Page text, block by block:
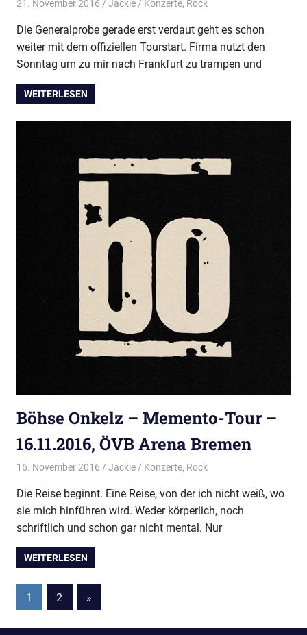
21. November 2016 Jackie Konzerte, Rock
Die Generalprobe gerade erst verdaut geht es schon
weiter mit dem offiziellen Tourstart. Firma nutzt den
Sonntag um zu mir nach Frankfurt zu trampen und
WEITERLESEN
Böhse Onkelz – Memento-Tour –
16.11.2016, ÖVB Arena Bremen
16. November 2016 Jackie Konzerte, Rock
Die Reise beginnt. Eine Reise, von der ich nicht weiß, wo
sie mich hinführen wird. Weder körperlich, noch
schriftlich und schon gar nicht mental. Nur
WEITERLESEN
Beitragsnavigation
1 2
Nächste
Beiträge
»